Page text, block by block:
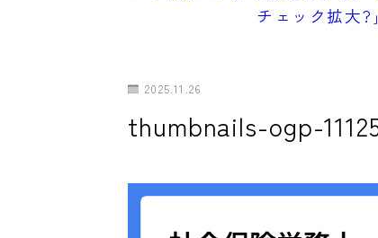
チェック拡大?
2025.11.26
thumbnails-ogp-